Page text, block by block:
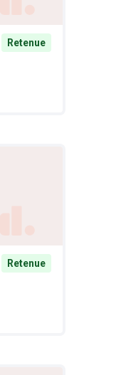
Retenue
Retenue